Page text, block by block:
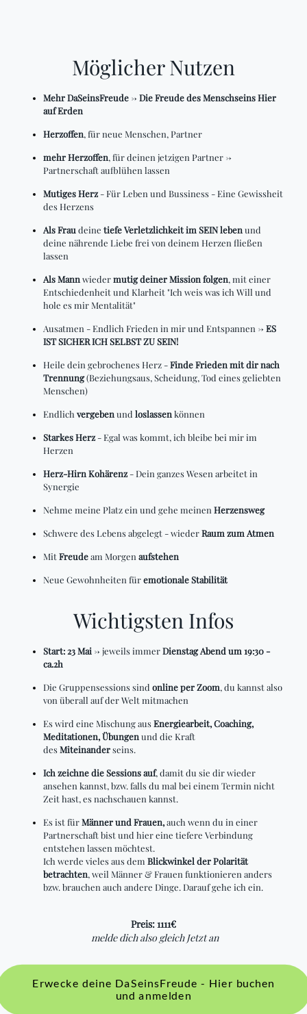
Möglicher Nutzen
Mehr DaSeinsFreude ->Die Freude des Menschseins Hier
auf Erden
Herzoffen, für neue Menschen, Partner
mehr Herzoffen, für deinen jetzigen Partner ->
Partnerschaft aufblühen lassen
Mutiges Herz- Für Leben und Bussiness - Eine Gewissheit
des Herzens
Als Frau deine tiefe Verletzlichkeit im SEIN lebenund
deine nährende Liebe frei von deinem Herzen fließen
lassen
Als Mannwiedermutig deiner Mission folgen, mit einer
Entschiedenheit und Klarheit "Ich weis was ich Will und
hole es mir Mentalität"
Ausatmen - Endlich Frieden in mir und Entspannen ->ES
IST SICHER ICH SELBST ZU SEIN!
Heile dein gebrochenes Herz -Finde Frieden mit dir nach
Trennung(Beziehungsaus, Scheidung, Tod eines geliebten
Menschen)
Endlich vergebenund loslassenkönnen
Starkes Herz- Egal was kommt, ich bleibe bei mir im
Herzen
Herz-Hirn Kohärenz- Dein ganzes Wesen arbeitet in
Synergie
Nehme meine Platz ein und gehe meinen Herzensweg
Schwere des Lebens abgelegt - wiederRaum zum Atmen
MitFreudeam Morgen aufstehen
Neue Gewohnheiten füremotionale Stabilität
Wichtigsten Infos
Start: 23 Mai -> jeweils immerDienstag Abend um 19:30 -
ca.2h
Die Gruppensessions sind online per Zoom, du kannst also
von überall auf der Welt mitmachen
Es wird eine Mischung ausEnergiearbeit, Coaching,
Meditationen, Übungenund die Kraft
desMiteinanderseins.
Ich zeichne die Sessions auf, damit du sie dir wieder
ansehen kannst, bzw. falls du mal bei einem Termin nicht
Zeit hast, es nachschauen kannst.
Es ist fürMänner und Frauen,auch wenn du in einer
Partnerschaft bist und hier eine tiefere Verbindung
entstehen lassen möchtest.
Ich werde vieles aus dem Blickwinkel der Polarität
betrachten, weil Männer & Frauen funktionieren anders
bzw. brauchen auch andere Dinge. Darauf gehe ich ein.
Preis: 1111€
melde dich also gleich Jetzt an
Erwecke deine DaSeinsFreude - Hier buchen
und anmelden